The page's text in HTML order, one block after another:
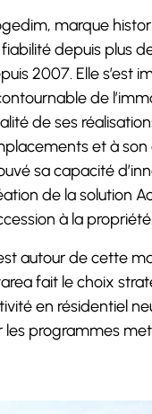
marque
depuis plus
2007. Elle s’est
de
de ses
et à son
sa capacité
de la solution
à la propriété.
autour de cette
fait le choix
en résidentiel
les programmes